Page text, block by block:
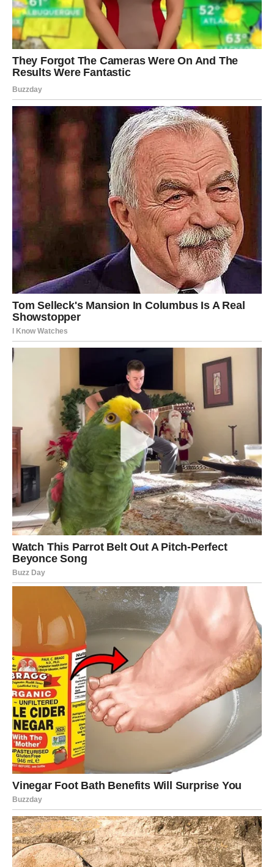
krvni tlak i pomaže u liječenju anemije.
PREUZMITE BESPLATNO!
Upiši svoj email i preuzmi BESPLATNU
knjigu s receptima! Uživaj u jednostavnim
i ukusnim jelima koja će osvojiti tvoje
najdraže.
Jednim klikom preuzmi knjigu s najboljim
receptima!